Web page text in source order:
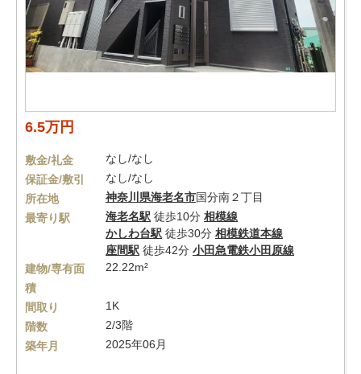
6.5万円
敷金/礼金
なし/なし
保証金/敷引
なし/なし
所在地
神奈川県海老名市国分南２丁目
最寄り駅
海老名駅 徒歩10分 相模線
かしわ台駅 徒歩30分 相模鉄道本線
座間駅 徒歩42分 小田急電鉄小田原線
建物/専有面
積
22.22m²
間取り
1K
階数
2/3階
築年月
2025年06月